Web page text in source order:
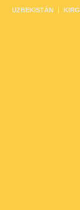
UZBEKISTÁN